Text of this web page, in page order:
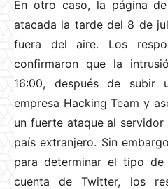
En otro caso, la página
atacada la tarde del 8 de
fuera del aire. Los
confirmaron que la
16:00, después de subir
empresa Hacking Team y
un fuerte ataque al
país extranjero. Sin
para determinar el tipo
cuenta de Twitter, los